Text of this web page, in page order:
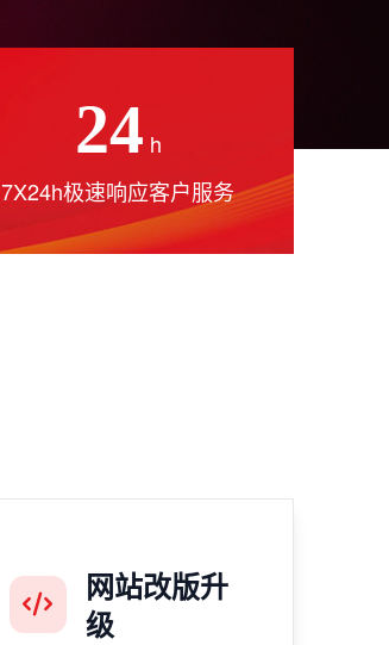
24 h
7X24h极速响应客户服务
网站改版升
级